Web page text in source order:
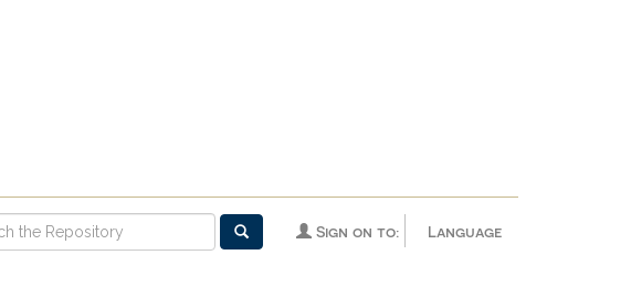
Language
Sign on to: